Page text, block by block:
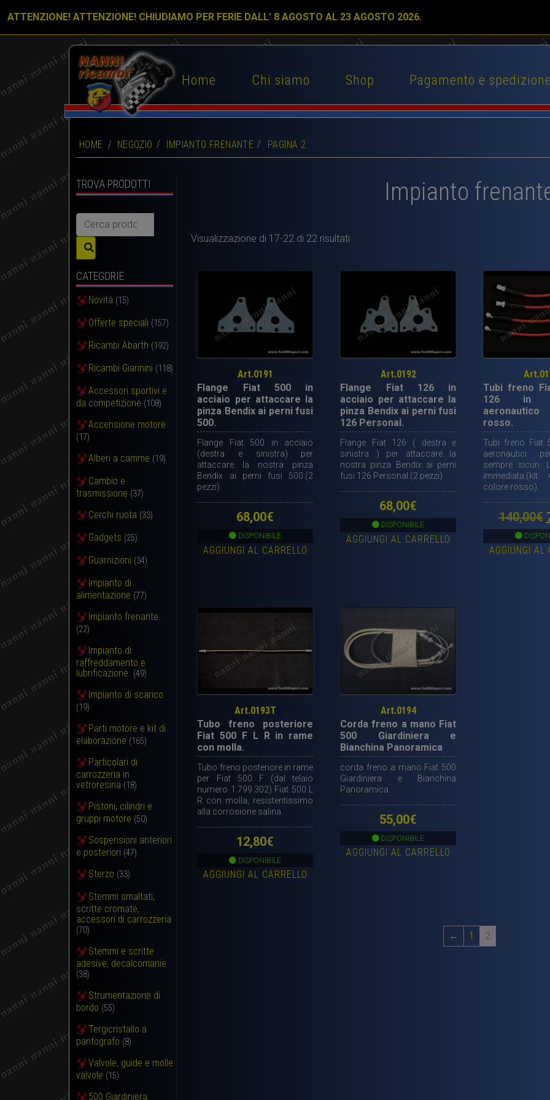
ATTENZIONE! ATTENZIONE! CHIUDIAMO PER FERIE DALL’ 8 AGOSTO AL 23 AGOSTO 2026.
Home Chi siamo Shop Pagamento e spedizione
HOME / NEGOZIO IMPIANTO FRENANTE PAGINA 2
TROVA PRODOTTI
Cerca:
CATEGORIE
Novità (15)
Offerte speciali (157)
Ricambi Abarth (192)
Ricambi Giannini (118)
Accessori sportivi e
da competizione (108)
Accensione motore
(17)
Alberi a camme (19)
Cambio e
trasmissione (37)
Cerchi ruota (33)
Gadgets (25)
Guarnizioni (34)
Impianto di
alimentazione (77)
Impianto frenante
(22)
Impianto di
raffreddamento e
lubrificazione. (49)
Impianto di scarico
(19)
Parti motore e kit di
elaborazione (165)
Particolari di
carrozzeria in
vetroresina (18)
Pistoni, cilindri e
gruppi motore (50)
Sospensioni anteriori
e posteriori (47)
Sterzo (33)
Stemmi smaltati,
scritte cromate,
accessori di carrozzeria
(70)
Stemmi e scritte
adesive, decalcomanie
(38)
Strumentazione di
bordo (55)
Tergicristallo a
pantografo (8)
Valvole, guide e molle
valvole (15)
500 Giardiniera
Impianto
Visualizzazione di 17-22 di 22 risultati
Art.0191
Flange Fiat 500 in
acciaio per attaccare la
pinza Bendix ai perni fusi
500.
Flange Fiat 500 in acciaio
(destra e sinistra) per
attaccare la nostra pinza
Bendix ai perni fusi 500.(2
pezzi).
68,00€
DISPONIBILE
AGGIUNGI AL CARRELLO
Art.0192
Flange Fiat 126 in
acciaio per attaccare la
pinza Bendix ai perni fusi
126 Personal.
Flange Fiat 126 ( destra e
sinistra ) per attaccare la
nostra pinza Bendix ai perni
fusi 126 Personal.(2 pezzi).
68,00€
DISPONIBILE
AGGIUNGI AL CARRELLO
Tubi freno
126 in
rosso.
Tubi freno Fiat
aeronautici
sempre sicuri.
colore rosso).
140,00€
AGGIUNGI AL
Art.0193T
Tubo freno posteriore
Fiat 500 F L R in rame
con molla.
Tubo freno posteriore in rame
per Fiat 500 F (dal telaio
numero 1.799.302) Fiat 500 L
R con molla, resistentissimo
alla corrosione salina.
12,80€
DISPONIBILE
AGGIUNGI AL CARRELLO
Art.0194
Corda freno a mano Fiat
500 Giardiniera e
Bianchina Panoramica
corda freno a mano Fiat 500
Giardiniera e Bianchina
Panoramica.
55,00€
DISPONIBILE
AGGIUNGI AL CARRELLO
← 1 2